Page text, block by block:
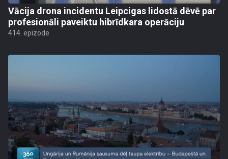
Vācija drona incidentu Leipcigas lidostā dēvē par
profesionāli paveiktu hibrīdkara operāciju
414. epizode